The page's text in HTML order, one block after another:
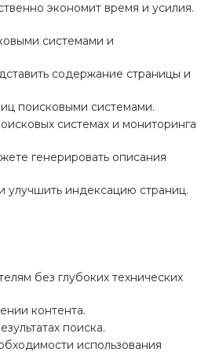
экономит время и усилия.
системами и
содержание страницы и
поисковыми системами.
системах и мониторинга
генерировать описания
улучшить индексацию страниц.
без глубоких технических
контента.
поиска.
использования